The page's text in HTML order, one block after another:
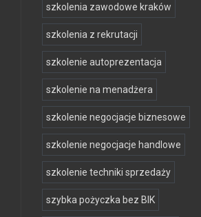
szkolenia zawodowe kraków
szkolenia z rekrutacji
szkolenie autoprezentacja
szkolenie na menadżera
szkolenie negocjacje biznesowe
szkolenie negocjacje handlowe
szkolenie techniki sprzedaży
szybka pożyczka bez BIK